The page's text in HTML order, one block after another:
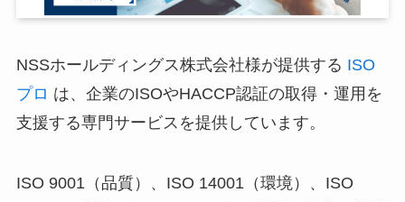
NSSホールディングス株式会社様が提供する ISO
プロ は、企業のISOやHACCP認証の取得・運用を
支援する専門サービスを提供しています。
ISO 9001（品質）、ISO 14001（環境）、ISO